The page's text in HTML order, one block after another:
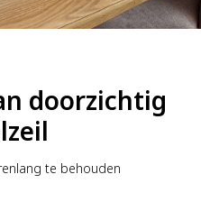
doorzichtig
te behouden